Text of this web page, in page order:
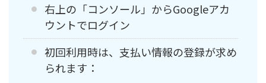
右上の「コンソール」からGoogleアカ
ウントでログイン
初回利用時は、支払い情報の登録が求め
られます：